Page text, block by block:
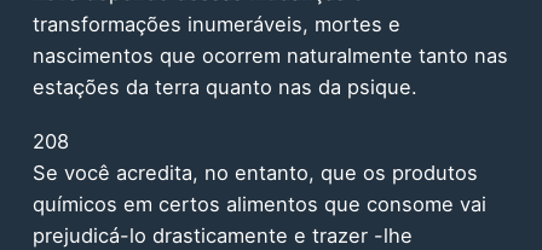
transformações inumeráveis, mortes e
nascimentos que ocorrem naturalmente tanto nas
estações da terra quanto nas da psique.
208
Se você acredita, no entanto, que os produtos
químicos em certos alimentos que consome vai
prejudicá-lo drasticamente e trazer -lhe